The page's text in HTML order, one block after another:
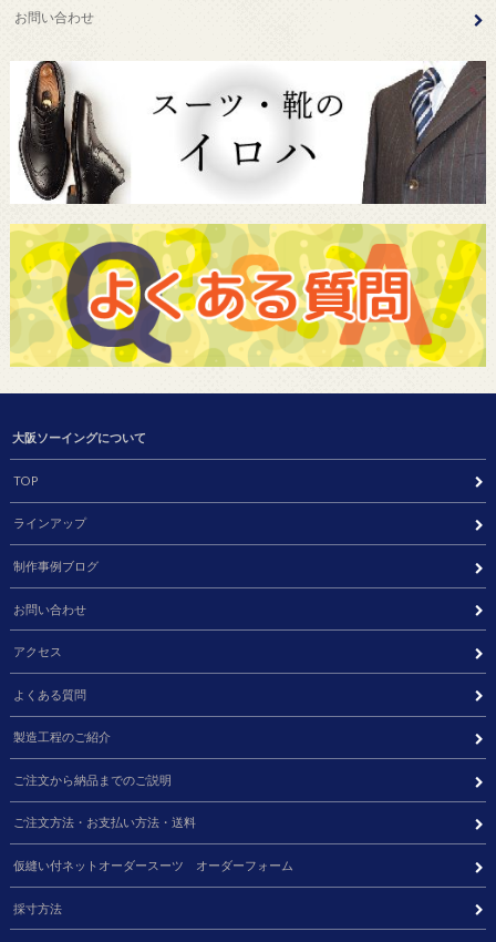
お問い合わせ
大阪ソーイングについて
TOP
ラインアップ
制作事例ブログ
お問い合わせ
アクセス
よくある質問
製造工程のご紹介
ご注文から納品までのご説明
ご注文方法・お支払い方法・送料
仮縫い付ネットオーダースーツ オーダーフォーム
採寸方法